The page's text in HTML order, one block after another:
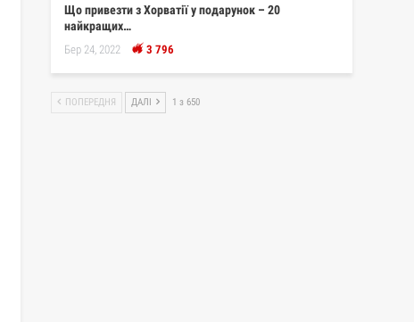
Що привезти з Хорватії у подарунок – 20
найкращих…
Бер 24, 2022 3 796
ПОПЕРЕДНЯ ДАЛІ 1 з 650